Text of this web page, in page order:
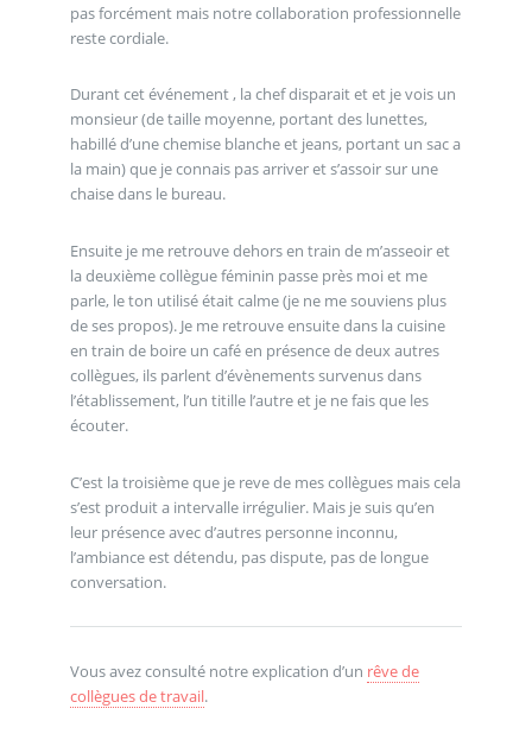
pas forcément mais notre collaboration professionnelle
reste cordiale.
Durant cet événement , la chef disparait et et je vois un
monsieur (de taille moyenne, portant des lunettes,
habillé d’une chemise blanche et jeans, portant un sac a
la main) que je connais pas arriver et s’assoir sur une
chaise dans le bureau.
Ensuite je me retrouve dehors en train de m’asseoir et
la deuxième collègue féminin passe près moi et me
parle, le ton utilisé était calme (je ne me souviens plus
de ses propos). Je me retrouve ensuite dans la cuisine
en train de boire un café en présence de deux autres
collègues, ils parlent d’évènements survenus dans
l’établissement, l’un titille l’autre et je ne fais que les
écouter.
C’est la troisième que je reve de mes collègues mais cela
s’est produit a intervalle irrégulier. Mais je suis qu’en
leur présence avec d’autres personne inconnu,
l’ambiance est détendu, pas dispute, pas de longue
conversation.
Vous avez consulté notre explication d’un rêve de
collègues de travail.